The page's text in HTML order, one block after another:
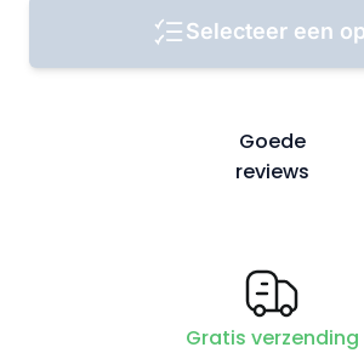
Selecteer een
Goede
reviews
Gratis verzending